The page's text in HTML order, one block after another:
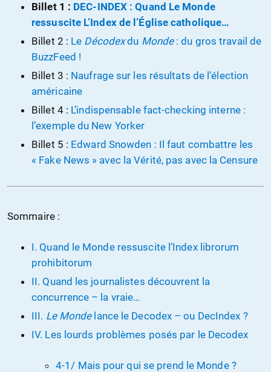
Billet 1 : DEC-INDEX : Quand Le Monde
ressuscite L’Index de l’Église catholique…
Billet 2 : Le Décodexdu Monde: du gros travail de
BuzzFeed !
Billet 3 : Naufrage sur les résultats de l’élection
américaine
Billet 4 : L’indispensable fact-checking interne :
l’exemple du New Yorker
Billet 5 : Edward Snowden : Il faut combattre les
« Fake News » avec la Vérité, pas avec la Censure
Sommaire :
I. Quand le Monde ressuscite l’Index librorum
prohibitorum
II. Quand les journalistes découvrent la
concurrence – la vraie…
III. Le Mondelance le Decodex – ou DecIndex ?
IV. Les lourds problèmes posés par le Decodex
4-1/ Mais pour qui se prend le Monde ?